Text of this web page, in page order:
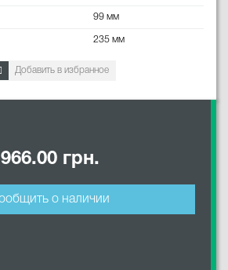
99 мм
235 мм
Добавить в избранное
966.00 грн.
Сообщить о наличии